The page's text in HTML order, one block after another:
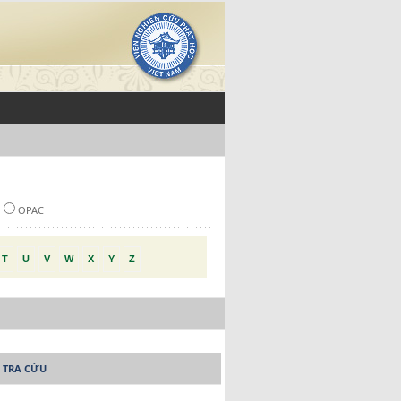
OPAC
T U V W X Y Z
CỨU